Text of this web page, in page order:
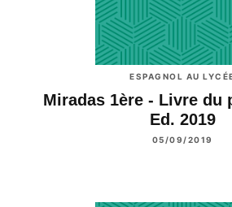
ESPAGNOL AU
Miradas 1ère - Livre du
Ed. 2019
05/09/2019